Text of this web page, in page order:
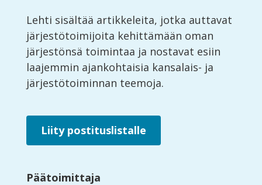
Lehti sisältää artikkeleita, jotka auttavat
järjestötoimijoita kehittämään oman
järjestönsä toimintaa ja nostavat esiin
laajemmin ajankohtaisia kansalais- ja
järjestötoiminnan teemoja.
Liity postituslistalle
Päätoimittaja